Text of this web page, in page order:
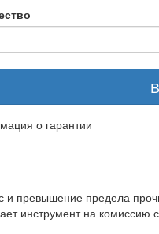
о гарантии
превышение предела
инструмент на